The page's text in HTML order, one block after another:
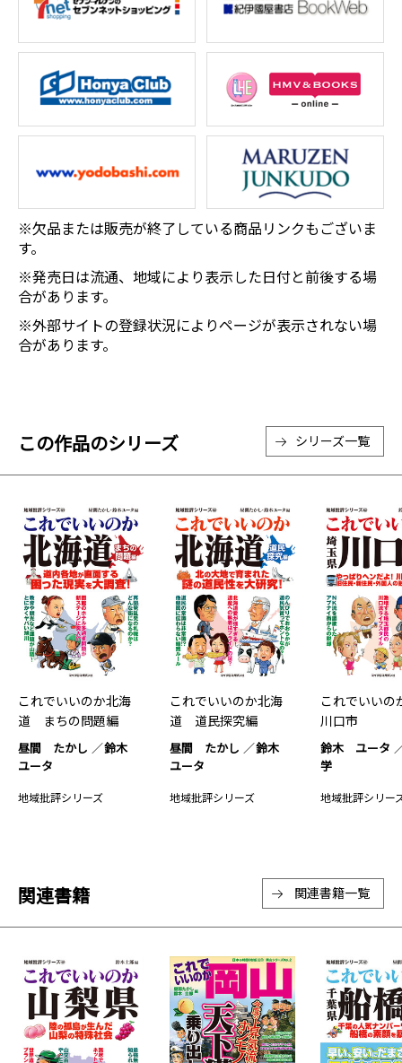
※欠品または販売が終了している商品リンクもございま
す。
※発売日は流通、地域により表示した日付と前後する場
合があります。
※外部サイトの登録状況によりページが表示されない場
合があります。
この作品のシリーズ シリーズ一覧
これでいいのか北海
道 まちの問題編
昼間 たかし
鈴木
ユータ
地域批評シリーズ
これでいいのか北海
道 道民探究編
昼間 たかし
鈴木
ユータ
地域批評シリーズ
これでいいの
川口市
鈴木 ユータ
学
地域批評シリー
関連書籍 関連書籍一覧